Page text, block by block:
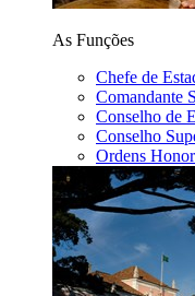
As Funções
Chefe de
Comandante
Conselho de
Conselho
Ordens